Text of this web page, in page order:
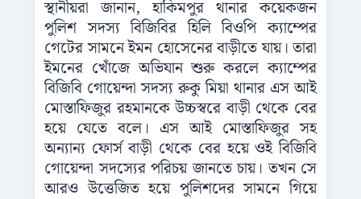
স্থানীয়রা জানান, হাকিমপুর থানার কয়েকজন
পুলিশ সদস্য বিজিবির হিলি বিওপি ক্যাম্পের
গেটের সামনে ইমন হোসেনের বাড়ীতে যায়। তারা
ইমনের খোঁজে অভিযান শুরু করলে ক্যাম্পের
বিজিবি গোয়েন্দা সদস্য রুকু মিয়া থানার এস আই
মোস্তাফিজুর রহমানকে উচ্চস্বরে বাড়ী থেকে বের
হয়ে যেতে বলে। এস আই মোস্তাফিজুর সহ
অন্যান্য ফোর্স বাড়ী থেকে বের হয়ে ওই বিজিবি
গোয়েন্দা সদস্যের পরিচয় জানতে চায়। তখন সে
আরও উত্তেজিত হয়ে পুলিশদের সামনে গিয়ে